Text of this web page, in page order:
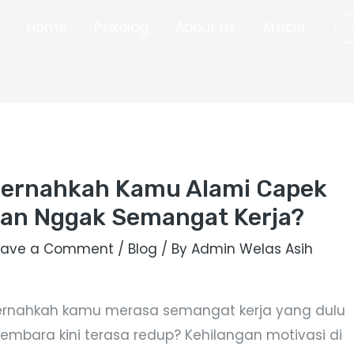
Kamu Alami Capek
Nggak Semangat Kerja?
a Comment / Blog / ByAdmin Welas Asih
kamu merasa semangat kerja yang dulu
kini terasa redup? Kehilangan motivasi di